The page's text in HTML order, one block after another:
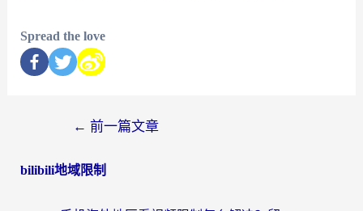
Spread the love
← 前一篇文章
bilibili地域限制